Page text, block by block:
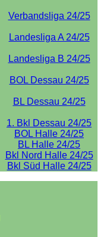
Verbandsliga 24/25
Landesliga A 24/25
Landesliga B 24/25
BOL Dessau 24/25
BL Dessau 24/25
1. Bkl Dessau 24/25
BOL Halle 24/25
BL Halle 24/25
Bkl Nord Halle 24/25
Bkl Süd Halle 24/25